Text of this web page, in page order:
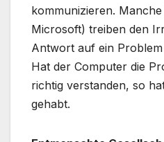
kommunizieren.
Microsoft) treiben den
Antwort auf ein
Hat der Computer die
richtig verstanden, so
gehabt.